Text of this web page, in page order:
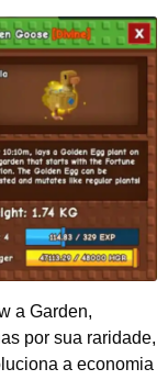
a Garden,
por sua raridade,
a economia